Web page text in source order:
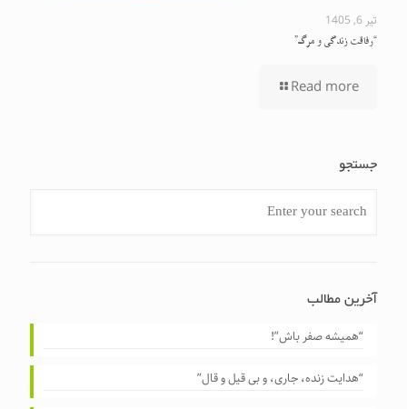
تیر 6, 1405
“رفاقت زندگی و مرگ”
Read more
جستجو
آخرین مطالب
“همیشه صفر باش”!
“هدایت زنده، جاری، و بی قیل و قال”